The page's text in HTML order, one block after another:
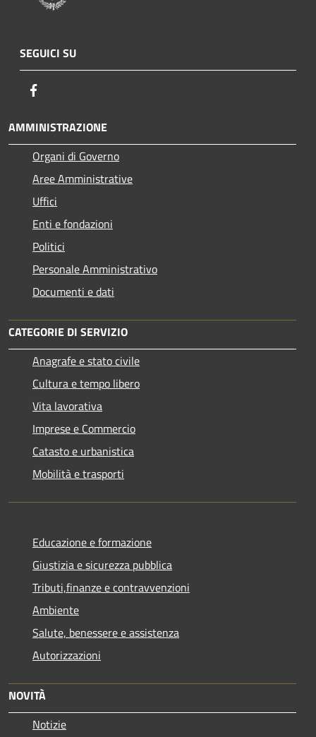
SEGUICI SU
AMMINISTRAZIONE
Organi di Governo
Aree Amministrative
Uffici
Enti e fondazioni
Politici
Personale Amministrativo
Documenti e dati
CATEGORIE DI SERVIZIO
Anagrafe e stato civile
Cultura e tempo libero
Vita lavorativa
Imprese e Commercio
Catasto e urbanistica
Mobilità e trasporti
Educazione e formazione
Giustizia e sicurezza pubblica
Tributi,finanze e contravvenzioni
Ambiente
Salute, benessere e assistenza
Autorizzazioni
NOVITÀ
Notizie